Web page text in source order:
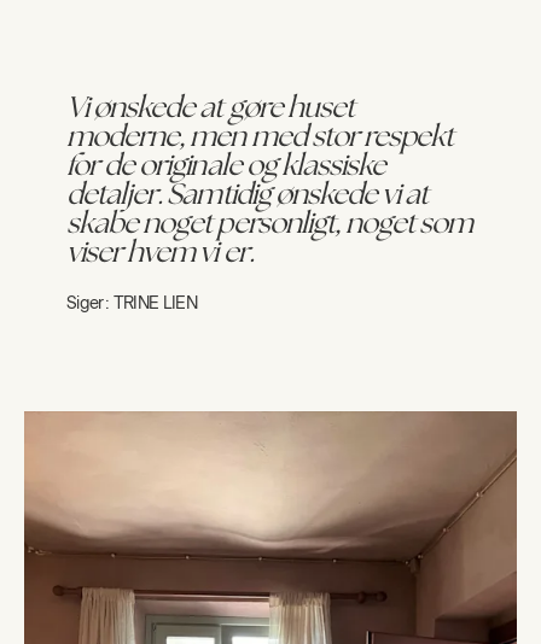
Vi ønskede at gøre huset
moderne, men med stor respekt
for de originale og klassiske
detaljer. Samtidig ønskede vi at
skabe noget personligt, noget som
viser hvem vi er.
Siger: TRINE LIEN